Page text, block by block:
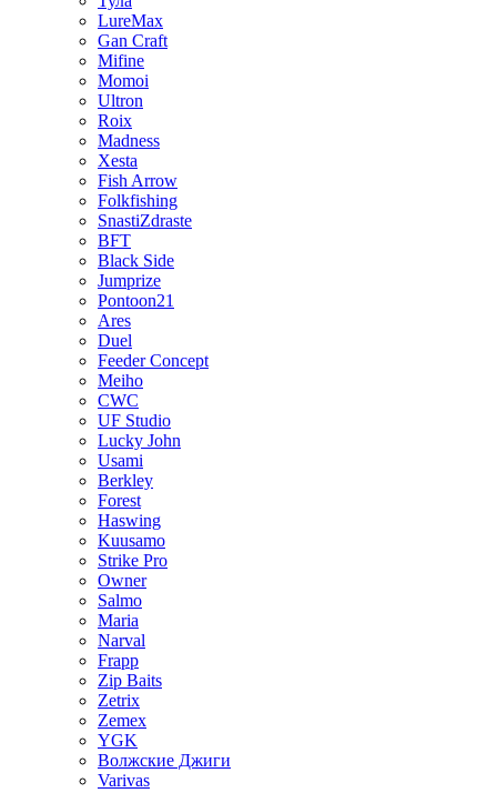
LureMax
Gan Craft
Mifine
Momoi
Ultron
Roix
Madness
Xesta
Fish Arrow
Folkfishing
SnastiZdraste
BFT
Black Side
Jumprize
Pontoon21
Ares
Duel
Feeder Concept
Meiho
CWC
UF Studio
Lucky John
Usami
Berkley
Forest
Haswing
Kuusamo
Strike Pro
Owner
Salmo
Maria
Narval
Frapp
Zip Baits
Zetrix
Zemex
YGK
Волжские Джиги
Varivas